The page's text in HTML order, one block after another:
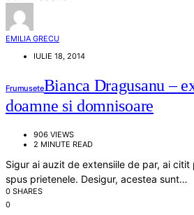
EMILIA GRECU
IULIE 18, 2014
FrumuseteBianca Dragusanu –
doamne si domnisoare
906 VIEWS
2 MINUTE READ
Sigur ai auzit de extensiile de par, ai citit
spus prietenele. Desigur, acestea sunt…
0 SHARES
0